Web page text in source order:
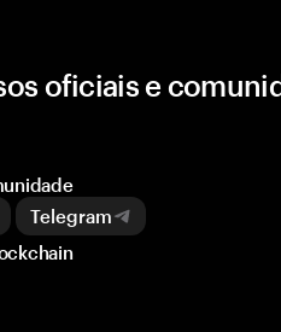
oficiais e
Telegram